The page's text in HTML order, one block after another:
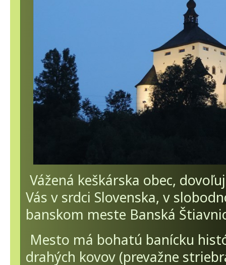
Vážená keškárska obec,
Vás v srdci Slovenska, v
banskom meste Banská
Mesto má bohatú banícku
drahých kovov (prevažne